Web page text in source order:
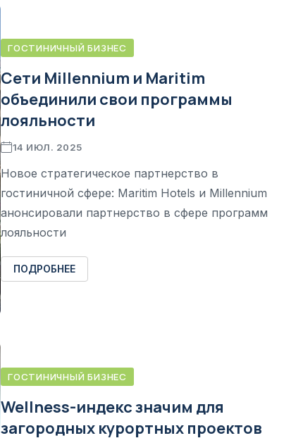
ГОСТИНИЧНЫЙ БИЗНЕС
Сети Millennium и Maritim
объединили свои программы
лояльности
14 ИЮЛ. 2025
Новое стратегическое партнерство в
гостиничной сфере: Maritim Hotels и Millennium
анонсировали партнерство в сфере программ
лояльности
ПОДРОБНЕЕ
ГОСТИНИЧНЫЙ БИЗНЕС
Wellness-индекс значим для
загородных курортных проектов